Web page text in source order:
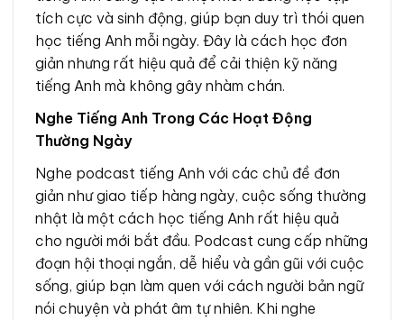
tích cực và sinh động, giúp bạn duy trì thói quen
học tiếng Anh mỗi ngày. Đây là cách học đơn
giản nhưng rất hiệu quả để cải thiện kỹ năng
tiếng Anh mà không gây nhàm chán.
Nghe Tiếng Anh Trong Các Hoạt Động
Thường Ngày
Nghe podcast tiếng Anh với các chủ đề đơn
giản như giao tiếp hàng ngày, cuộc sống thường
nhật là một cách học tiếng Anh rất hiệu quả
cho người mới bắt đầu. Podcast cung cấp những
đoạn hội thoại ngắn, dễ hiểu và gần gũi với cuộc
sống, giúp bạn làm quen với cách người bản ngữ
nói chuyện và phát âm tự nhiên. Khi nghe